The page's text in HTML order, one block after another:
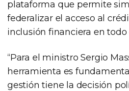
plataforma que permite
federalizar el acceso al
inclusión financiera en todo
“Para el ministro Sergio
herramienta es
gestión tiene la decisión